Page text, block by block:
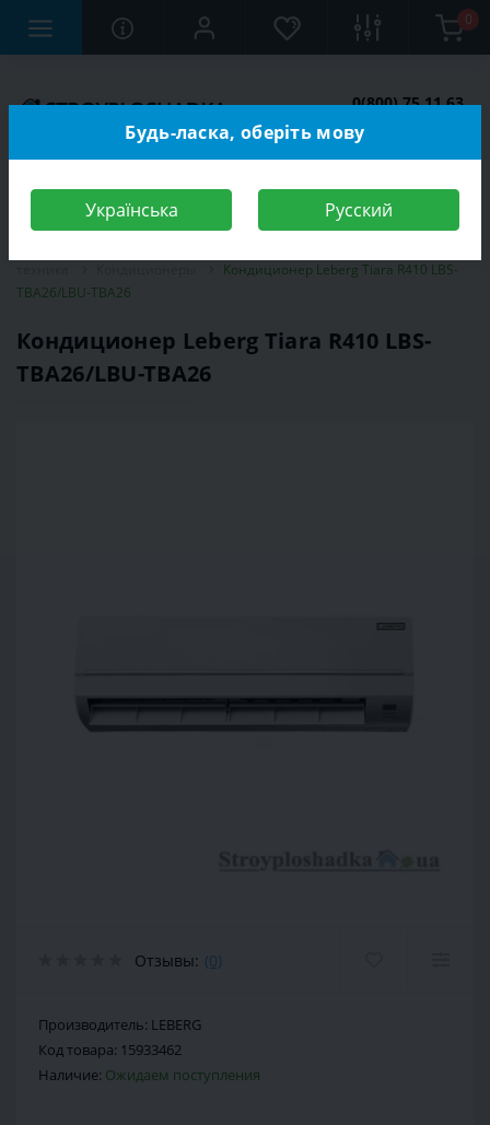
0
0(800) 75 11 63
Кондиционер Leberg Tiara R410 LBS-
TBA26/LBU-TBA26
Кондиционер Leberg Tiara R410 LBS-
TBA26/LBU-TBA26
Отзывы: (0)
Производитель: LEBERG
Код товара: 15933462
Наличие: Ожидаем поступления
Будь-ласка, оберіть мову
Українська Русский